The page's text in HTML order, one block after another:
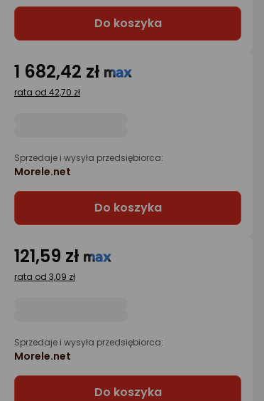
Do koszyka
1 682,42 zł
rata od 42,70 zł
Sprzedaje i wysyła przedsiębiorca:
Morele.net
Do koszyka
121,59 zł
rata od 3,09 zł
Sprzedaje i wysyła przedsiębiorca:
Morele.net
Do koszyka